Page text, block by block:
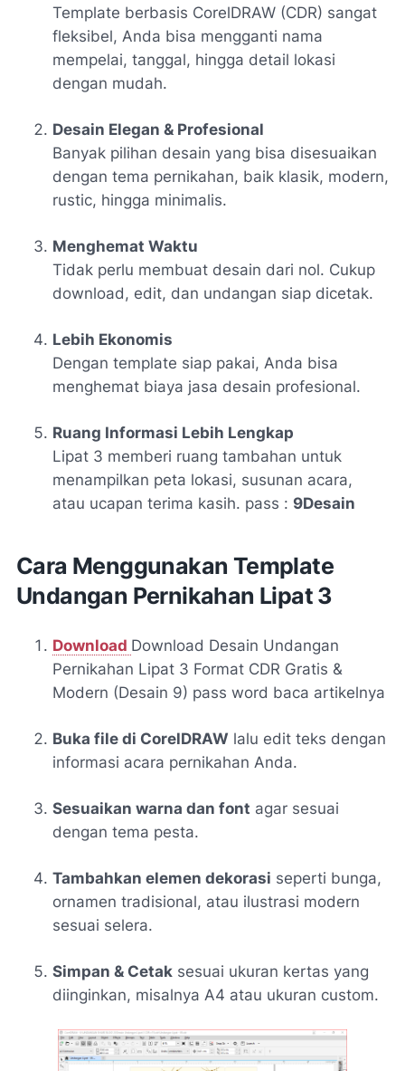
Template berbasis CorelDRAW (CDR) sangat
fleksibel, Anda bisa mengganti nama
mempelai, tanggal, hingga detail lokasi
dengan mudah.
Desain Elegan & Profesional
Banyak pilihan desain yang bisa disesuaikan
dengan tema pernikahan, baik klasik, modern,
rustic, hingga minimalis.
Menghemat Waktu
Tidak perlu membuat desain dari nol. Cukup
download, edit, dan undangan siap dicetak.
Lebih Ekonomis
Dengan template siap pakai, Anda bisa
menghemat biaya jasa desain profesional.
Ruang Informasi Lebih Lengkap
Lipat 3 memberi ruang tambahan untuk
menampilkan peta lokasi, susunan acara,
atau ucapan terima kasih. pass : 9Desain
Cara Menggunakan Template
Undangan Pernikahan Lipat 3
Download Download Desain Undangan
Pernikahan Lipat 3 Format CDR Gratis &
Modern (Desain 9) pass word baca artikelnya
Buka file di CorelDRAW lalu edit teks dengan
informasi acara pernikahan Anda.
Sesuaikan warna dan font agar sesuai
dengan tema pesta.
Tambahkan elemen dekorasi seperti bunga,
ornamen tradisional, atau ilustrasi modern
sesuai selera.
Simpan & Cetak sesuai ukuran kertas yang
diinginkan, misalnya A4 atau ukuran custom.